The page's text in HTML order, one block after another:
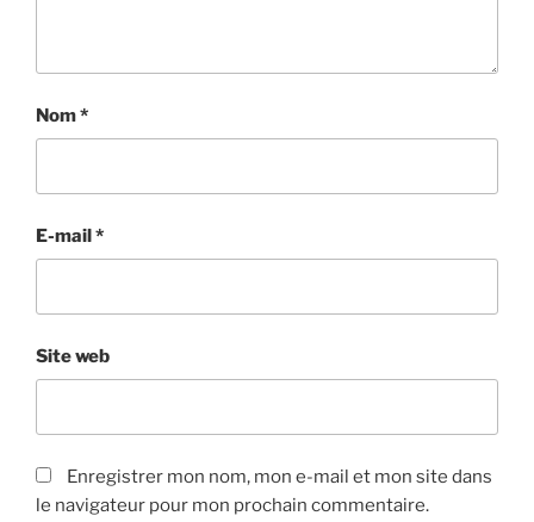
Nom*
E-mail*
Site web
Enregistrer mon nom, mon e-mail et mon site dans
le navigateur pour mon prochain commentaire.